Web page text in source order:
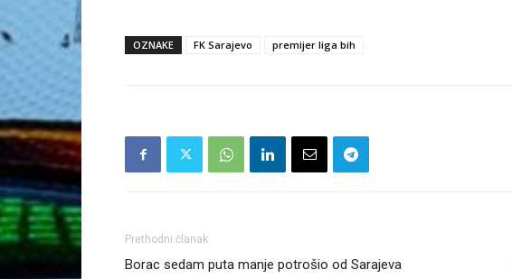
OZNAKE FK Sarajevo premijer liga bih
Prethodni članak
Borac sedam puta manje potrošio od Sarajeva